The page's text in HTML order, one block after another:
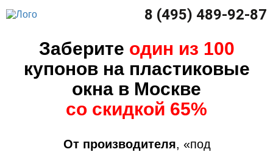
8 (495) 489-92-87
Заберите один из 100
купонов на пластиковые
окна в Москве
со скидкой 65%
От производителя, «под